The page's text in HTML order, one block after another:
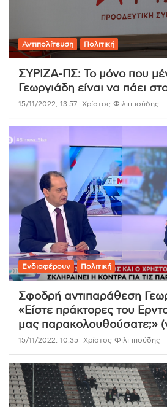
Αντιπολίτευση Πολιτική
ΣΥΡΙΖΑ-ΠΣ: Το μόνο που
Γεωργιάδη είναι να πάει
15/11/2022, 13:57 Χρίστος Φιλιππούδης
Ενδιαφέρουν Πολιτική
Σφοδρή αντιπαράθεση
«Είστε πράκτορες του
μας παρακολουθούσατε;»
15/11/2022, 10:35 Χρίστος Φιλιππούδης